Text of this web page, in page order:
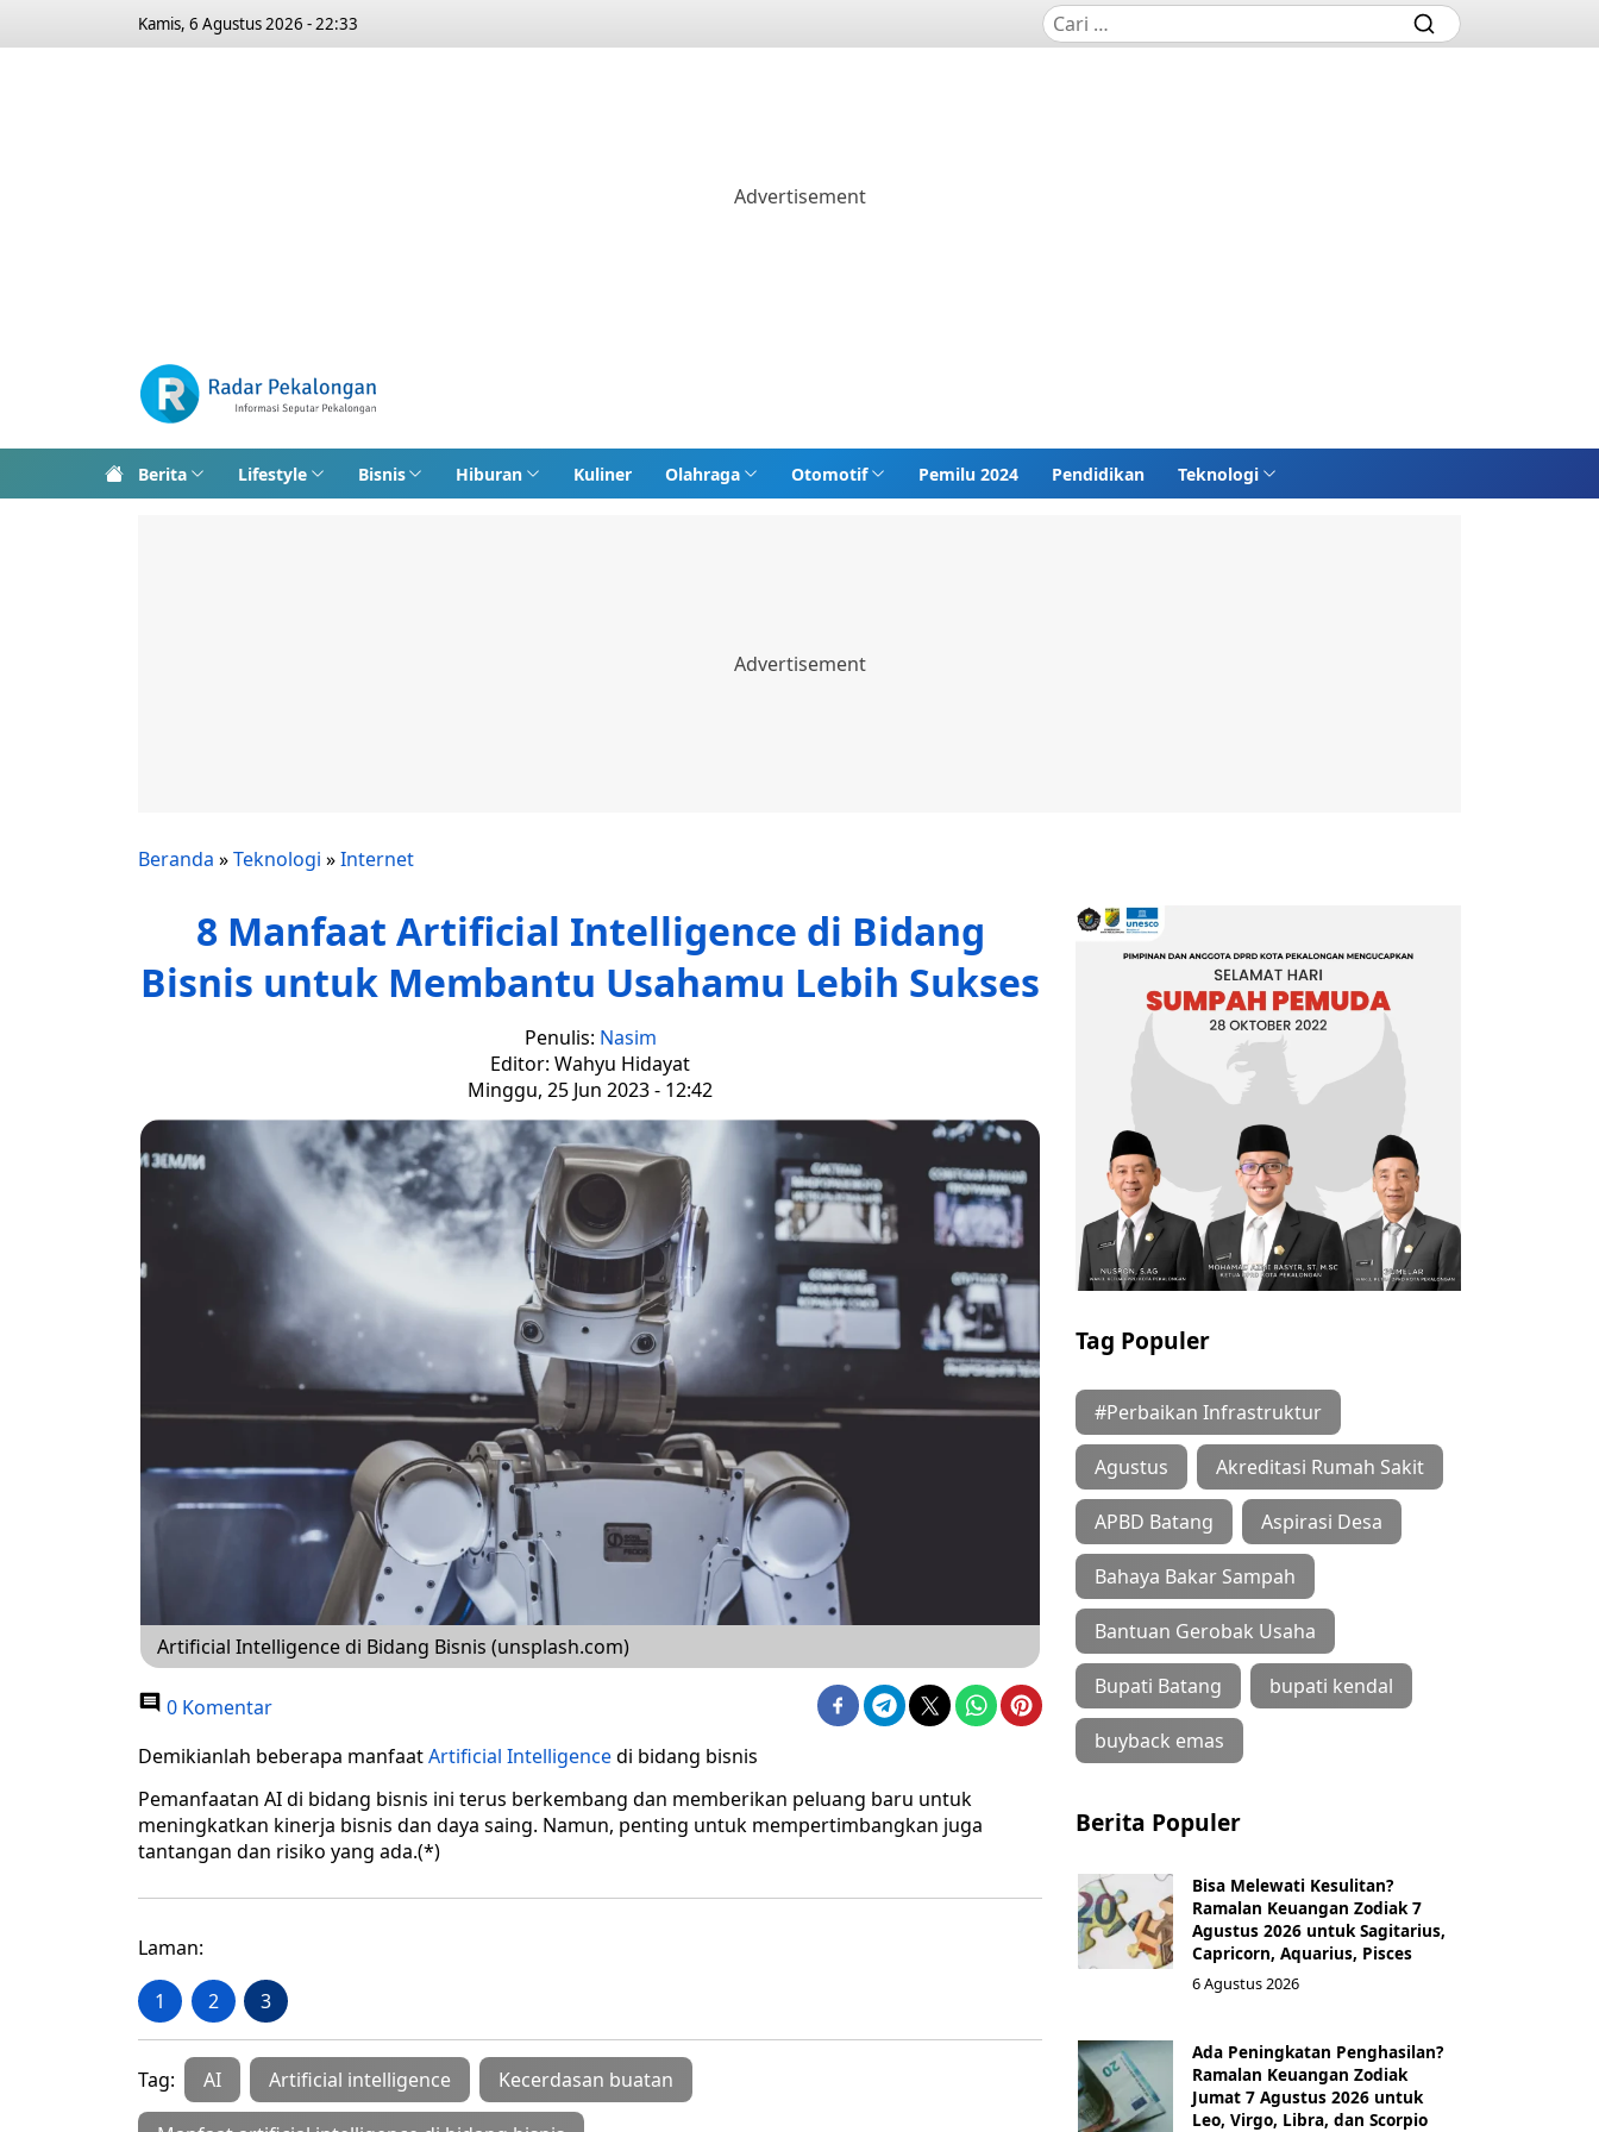
Kamis, 6 Agustus 2026 - 22:33
Berita Lifestyle Bisnis Hiburan Kuliner Olahraga Otomotif Pemilu 2024 Pendidikan Teknologi
Beranda »Teknologi »Internet
8 Manfaat Artificial Intelligence di Bidang
Bisnis untuk Membantu Usahamu Lebih Sukses
Penulis: Nasim
Editor: Wahyu Hidayat
Minggu, 25 Jun 2023 - 12:42
Artificial Intelligence di Bidang Bisnis (unsplash.com)
0 Komentar
Demikianlah beberapa manfaatArtificial Intelligencedi bidang bisnis
Pemanfaatan AI di bidang bisnis ini terus berkembang dan memberikan peluang baru untuk
meningkatkan kinerja bisnis dan daya saing. Namun, penting untuk mempertimbangkan juga
tantangan dan risiko yang ada.(*)
Laman:
1 2 3
Tag: AI Artificial intelligence Kecerdasan buatan
Tag Populer
#Perbaikan Infrastruktur
Agustus Akreditasi Rumah Sakit
APBD Batang Aspirasi Desa
Bahaya Bakar Sampah
Bantuan Gerobak Usaha
Bupati Batang bupati kendal
buyback emas
Berita Populer
Bisa Melewati Kesulitan?
Ramalan Keuangan Zodiak 7
Agustus 2026 untuk Sagitarius,
Capricorn, Aquarius, Pisces
6 Agustus 2026
Ada Peningkatan Penghasilan?
Ramalan Keuangan Zodiak
Jumat 7 Agustus 2026 untuk
Leo, Virgo, Libra, dan Scorpio